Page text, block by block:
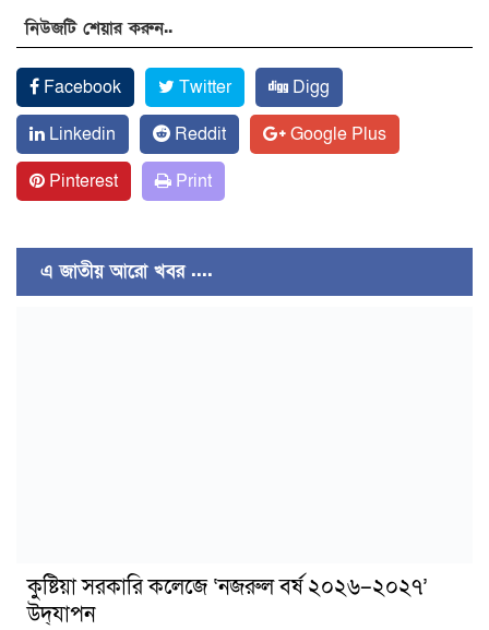
নিউজটি শেয়ার করুন..
Facebook Twitter
Digg
Linkedin
Reddit
Google Plus
Pinterest
Print
এ জাতীয় আরো খবর ....
কুষ্টিয়া সরকারি কলেজে ‘নজরুল বর্ষ ২০২৬–২০২৭’
উদ্‌যাপন